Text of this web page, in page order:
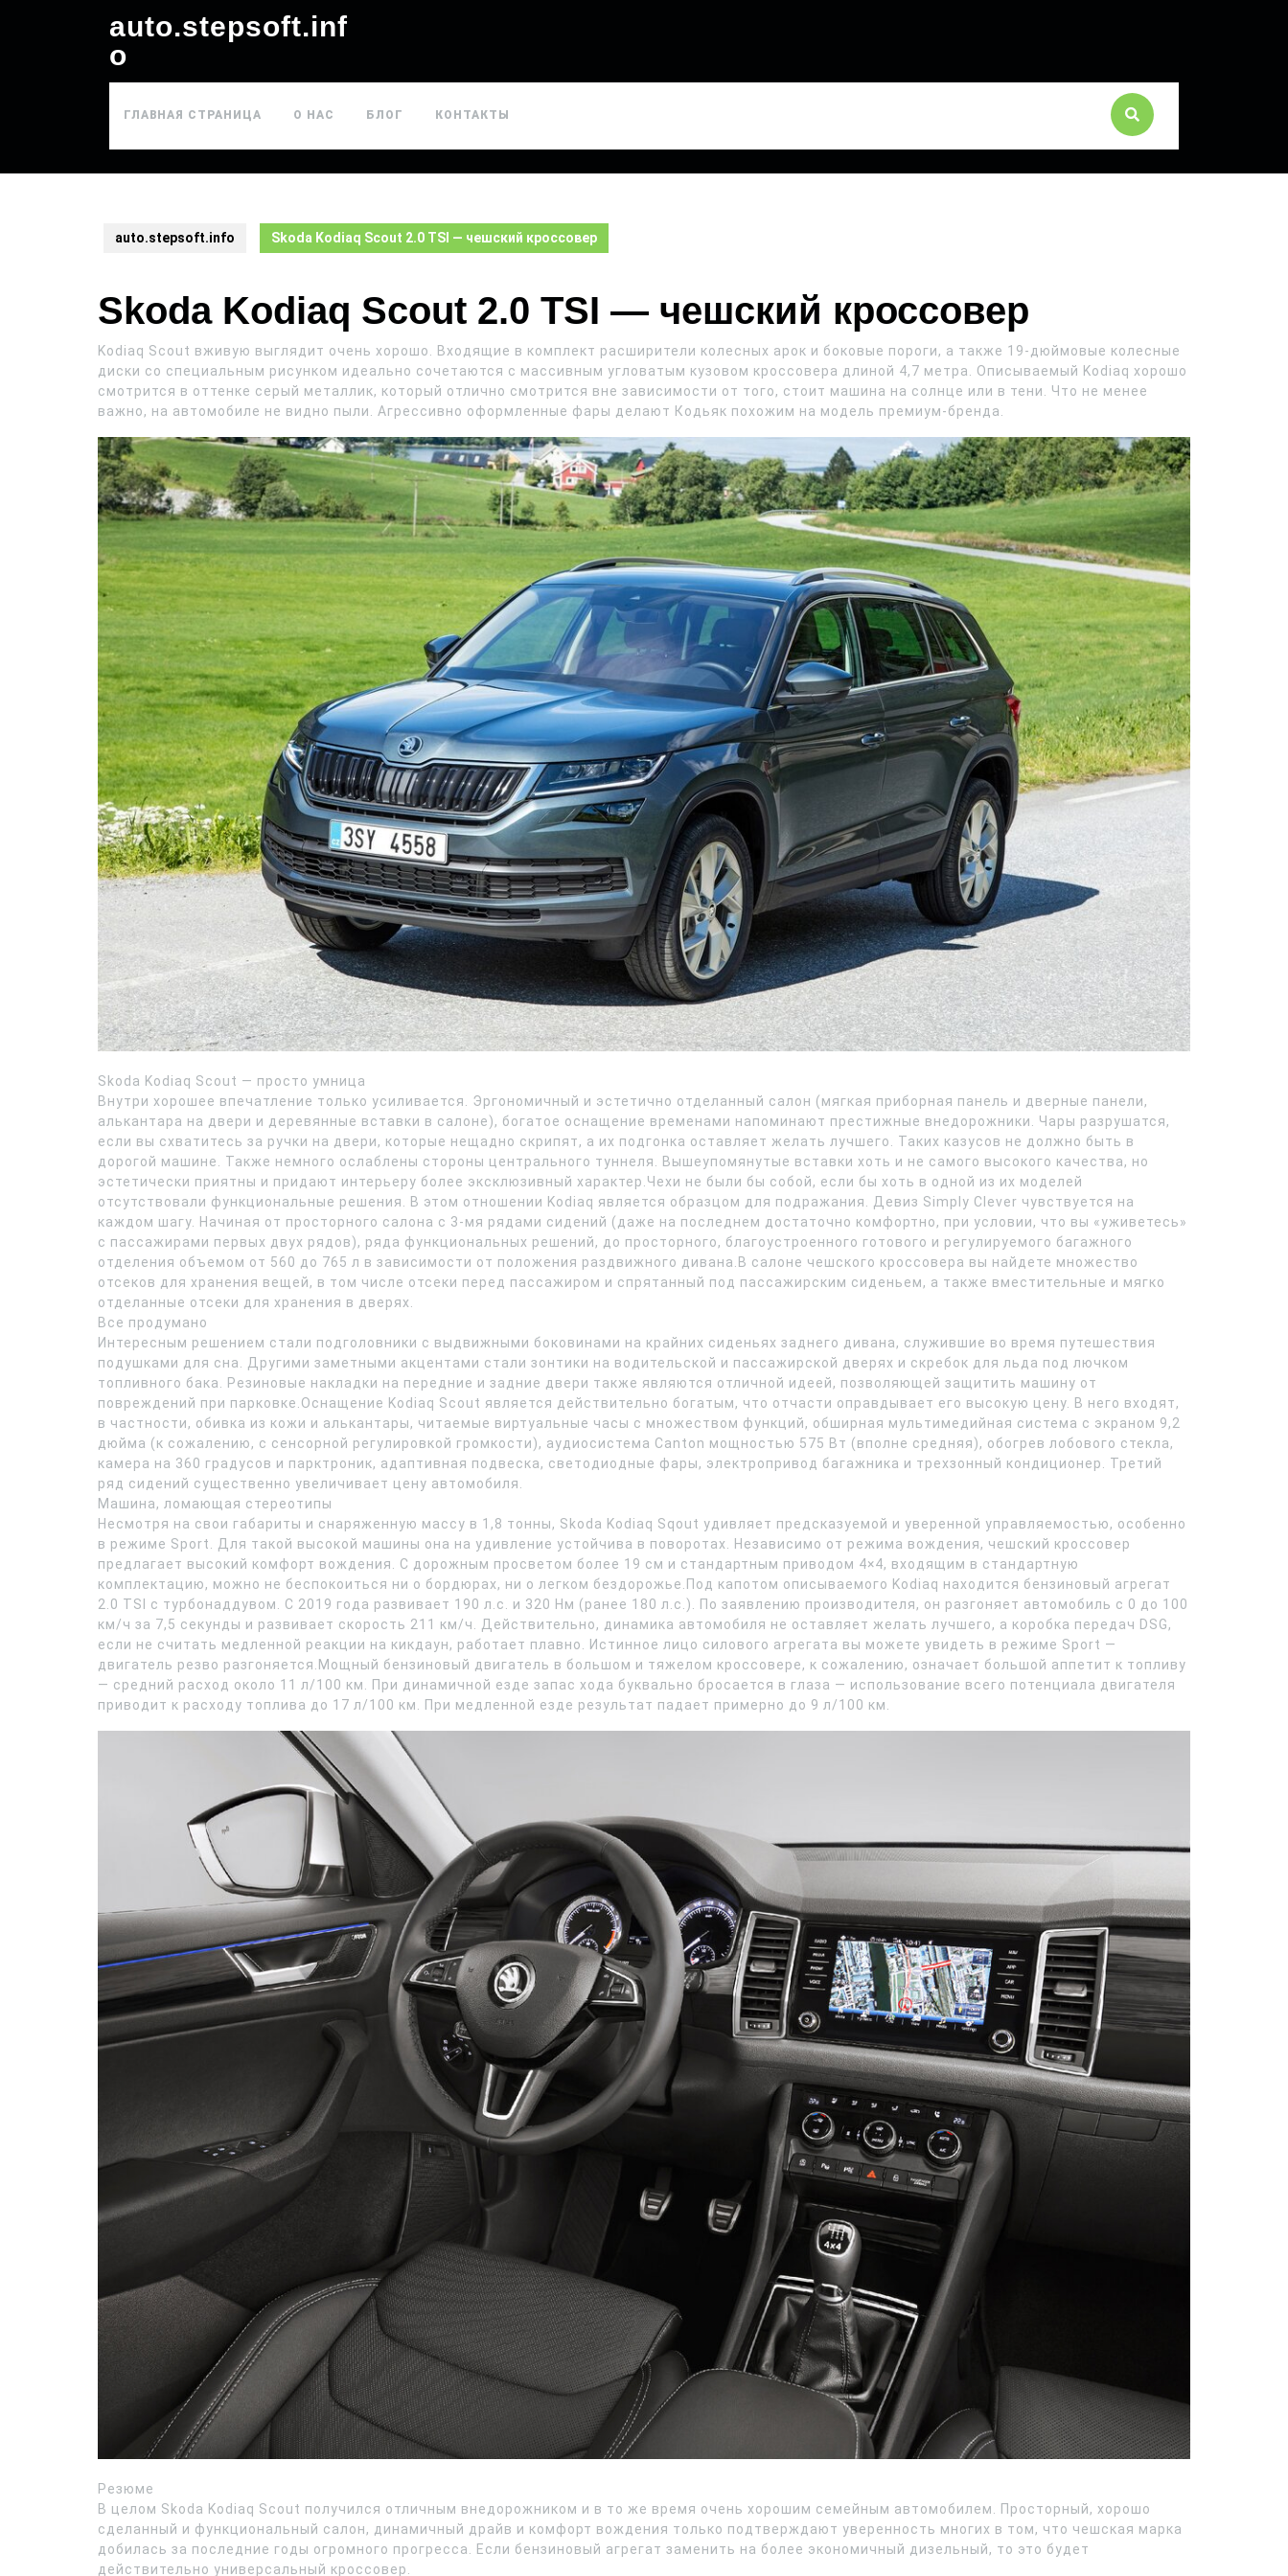
auto.stepsoft.inf
o
ГЛАВНАЯ СТРАНИЦА О НАС БЛОГ КОНТАКТЫ
auto.stepsoft.info Skoda Kodiaq Scout 2.0 TSI — чешский кроссовер
Skoda Kodiaq Scout 2.0 TSI — чешский кроссовер
Kodiaq Scout вживую выглядит очень хорошо. Входящие в комплект расширители колесных арок и боковые пороги, а также 19-дюймовые колесные
диски со специальным рисунком идеально сочетаются с массивным угловатым кузовом кроссовера длиной 4,7 метра. Описываемый Kodiaq хорошо
смотрится в оттенке серый металлик, который отлично смотрится вне зависимости от того, стоит машина на солнце или в тени. Что не менее
важно, на автомобиле не видно пыли. Агрессивно оформленные фары делают Кодьяк похожим на модель премиум-бренда.
Skoda Kodiaq Scout — просто умница
Внутри хорошее впечатление только усиливается. Эргономичный и эстетично отделанный салон (мягкая приборная панель и дверные панели,
алькантара на двери и деревянные вставки в салоне), богатое оснащение временами напоминают престижные внедорожники. Чары разрушатся,
если вы схватитесь за ручки на двери, которые нещадно скрипят, а их подгонка оставляет желать лучшего. Таких казусов не должно быть в
дорогой машине. Также немного ослаблены стороны центрального туннеля. Вышеупомянутые вставки хоть и не самого высокого качества, но
эстетически приятны и придают интерьеру более эксклюзивный характер.Чехи не были бы собой, если бы хоть в одной из их моделей
отсутствовали функциональные решения. В этом отношении Kodiaq является образцом для подражания. Девиз Simply Clever чувствуется на
каждом шагу. Начиная от просторного салона с 3-мя рядами сидений (даже на последнем достаточно комфортно, при условии, что вы «уживетесь»
с пассажирами первых двух рядов), ряда функциональных решений, до просторного, благоустроенного готового и регулируемого багажного
отделения объемом от 560 до 765 л в зависимости от положения раздвижного дивана.В салоне чешского кроссовера вы найдете множество
отсеков для хранения вещей, в том числе отсеки перед пассажиром и спрятанный под пассажирским сиденьем, а также вместительные и мягко
отделанные отсеки для хранения в дверях.
Все продумано
Интересным решением стали подголовники с выдвижными боковинами на крайних сиденьях заднего дивана, служившие во время путешествия
подушками для сна. Другими заметными акцентами стали зонтики на водительской и пассажирской дверях и скребок для льда под лючком
топливного бака. Резиновые накладки на передние и задние двери также являются отличной идеей, позволяющей защитить машину от
повреждений при парковке.Оснащение Kodiaq Scout является действительно богатым, что отчасти оправдывает его высокую цену. В него входят,
в частности, обивка из кожи и алькантары, читаемые виртуальные часы с множеством функций, обширная мультимедийная система с экраном 9,2
дюйма (к сожалению, с сенсорной регулировкой громкости), аудиосистема Canton мощностью 575 Вт (вполне средняя), обогрев лобового стекла,
камера на 360 градусов и парктроник, адаптивная подвеска, светодиодные фары, электропривод багажника и трехзонный кондиционер. Третий
ряд сидений существенно увеличивает цену автомобиля.
Машина, ломающая стереотипы
Несмотря на свои габариты и снаряженную массу в 1,8 тонны, Skoda Kodiaq Sqout удивляет предсказуемой и уверенной управляемостью, особенно
в режиме Sport. Для такой высокой машины она на удивление устойчива в поворотах. Независимо от режима вождения, чешский кроссовер
предлагает высокий комфорт вождения. С дорожным просветом более 19 см и стандартным приводом 4×4, входящим в стандартную
комплектацию, можно не беспокоиться ни о бордюрах, ни о легком бездорожье.Под капотом описываемого Kodiaq находится бензиновый агрегат
2.0 TSI с турбонаддувом. С 2019 года развивает 190 л.с. и 320 Нм (ранее 180 л.с.). По заявлению производителя, он разгоняет автомобиль с 0 до 100
км/ч за 7,5 секунды и развивает скорость 211 км/ч. Действительно, динамика автомобиля не оставляет желать лучшего, а коробка передач DSG,
если не считать медленной реакции на кикдаун, работает плавно. Истинное лицо силового агрегата вы можете увидеть в режиме Sport —
двигатель резво разгоняется.Мощный бензиновый двигатель в большом и тяжелом кроссовере, к сожалению, означает большой аппетит к топливу
— средний расход около 11 л/100 км. При динамичной езде запас хода буквально бросается в глаза — использование всего потенциала двигателя
приводит к расходу топлива до 17 л/100 км. При медленной езде результат падает примерно до 9 л/100 км.
Резюме
В целом Skoda Kodiaq Scout получился отличным внедорожником и в то же время очень хорошим семейным автомобилем. Просторный, хорошо
сделанный и функциональный салон, динамичный драйв и комфорт вождения только подтверждают уверенность многих в том, что чешская марка
добилась за последние годы огромного прогресса. Если бензиновый агрегат заменить на более экономичный дизельный, то это будет
действительно универсальный кроссовер.